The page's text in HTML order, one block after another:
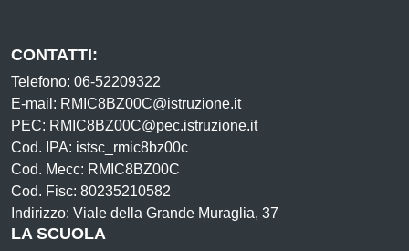
CONTATTI:
Telefono: 06-52209322
E-mail: RMIC8BZ00C@istruzione.it
PEC: RMIC8BZ00C@pec.istruzione.it
Cod. IPA: istsc_rmic8bz00c
Cod. Mecc: RMIC8BZ00C
Cod. Fisc: 80235210582
Indirizzo: Viale della Grande Muraglia, 37
LA SCUOLA